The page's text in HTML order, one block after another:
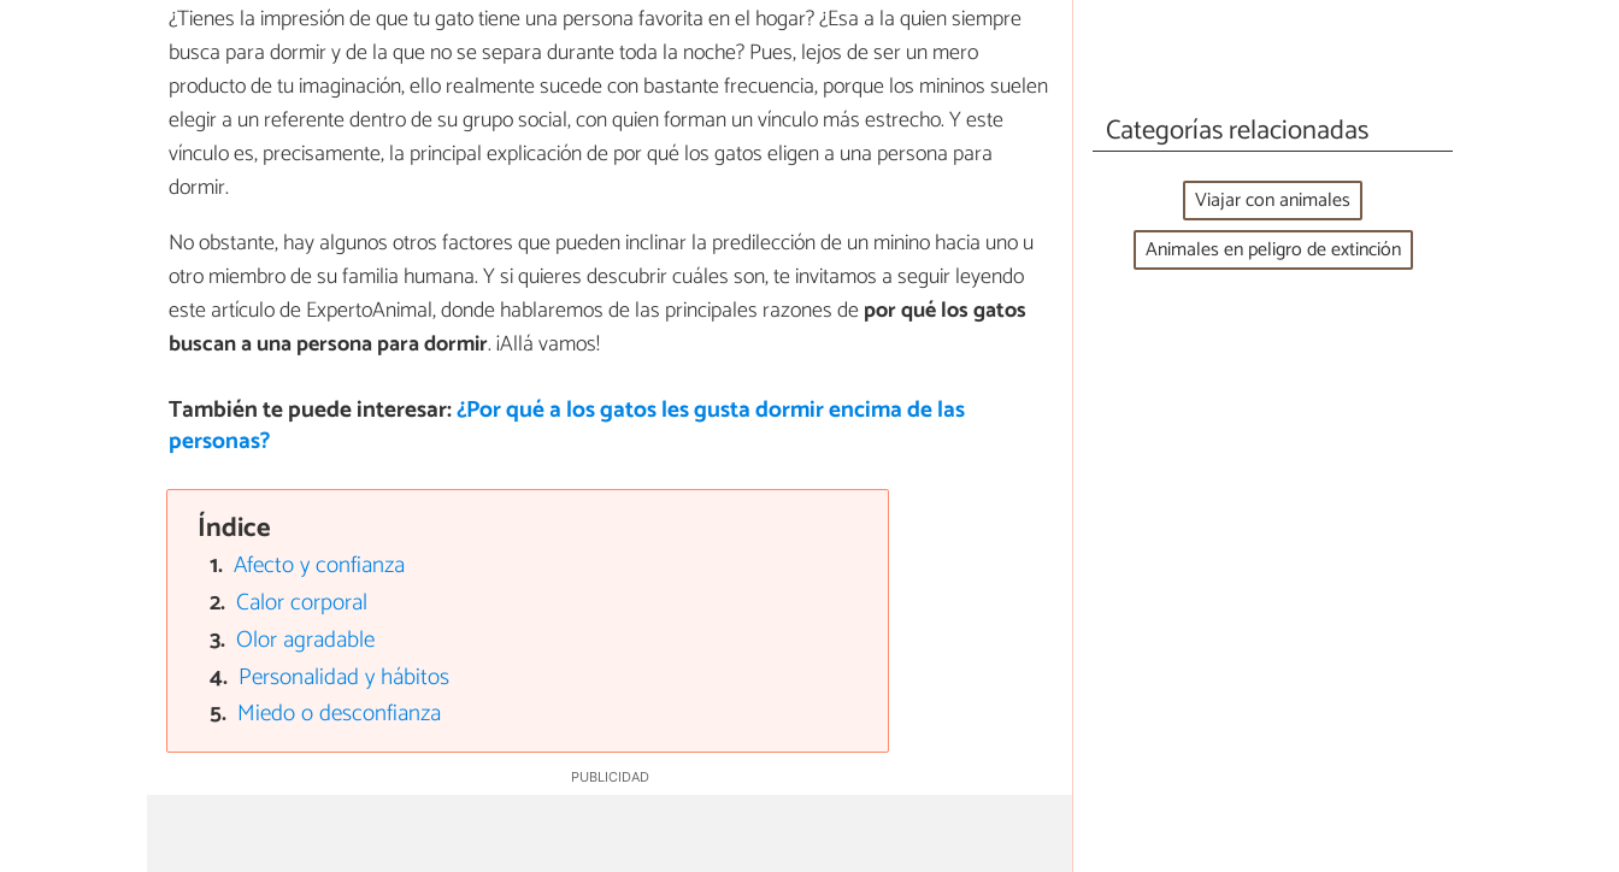
¿Tienes la impresión de que tu gato tiene una persona favorita en el hogar? ¿Esa a la quien siempre
busca para dormir y de la que no se separa durante toda la noche? Pues, lejos de ser un mero
producto de tu imaginación, ello realmente sucede con bastante frecuencia, porque los mininos suelen
elegir a un referente dentro de su grupo social, con quien forman un vínculo más estrecho. Y este
vínculo es, precisamente, la principal explicación de por qué los gatos eligen a una persona para
dormir.
No obstante, hay algunos otros factores que pueden inclinar la predilección de un minino hacia uno u
otro miembro de su familia humana. Y si quieres descubrir cuáles son, te invitamos a seguir leyendo
este artículo de ExpertoAnimal, donde hablaremos de las principales razones depor qué los gatos
buscan a una persona para dormir. ¡Allá vamos!
También te puede interesar:¿Por qué a los gatos les gusta dormir encima de las
personas?
Índice
Afecto y confianza
Calor corporal
Olor agradable
Personalidad y hábitos
Miedo o desconfianza
Categorías relacionadas
Viajar con animales
Animales en peligro de extinción